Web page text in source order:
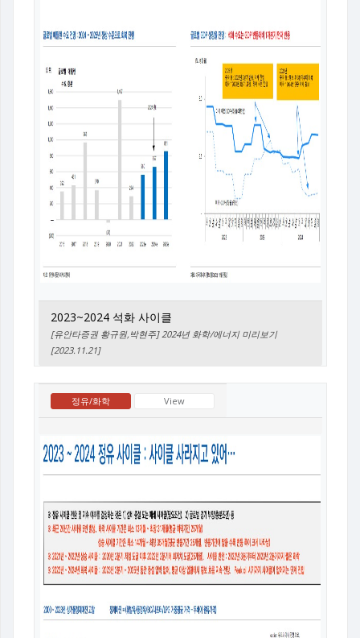
2023~2024 석화 사이클
[유안타증권 황규원,박현주] 2024년 화학/에너지 미리보기
[2023.11.21]
정유/화학 View